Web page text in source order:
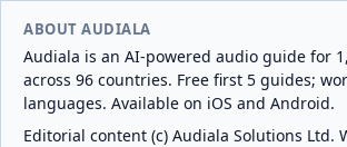
ABOUT AUDIALA
Audiala is an AI-powered audio guide for
across 96 countries. Free first 5 guides;
languages. Available on iOS and Android.
Editorial content (c) Audiala Solutions Ltd.